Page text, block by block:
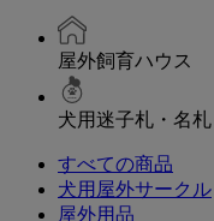
屋外飼育ハウス
犬用迷子札・名札
すべての商品
犬用屋外サークル
屋外用品